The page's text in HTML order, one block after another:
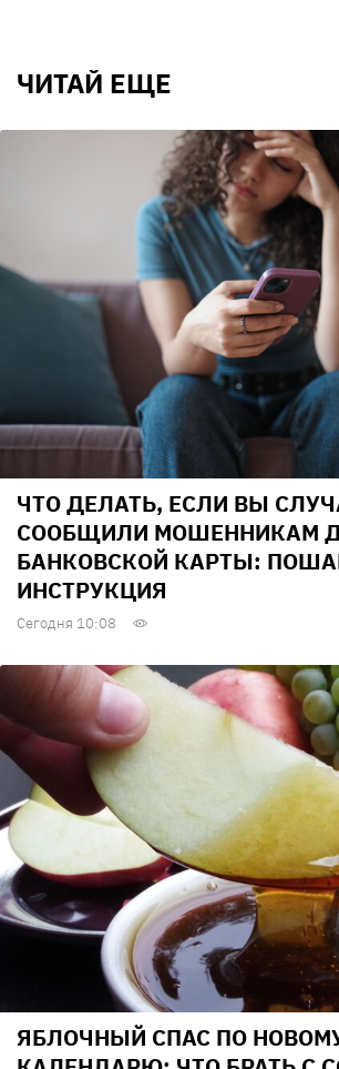
ЧИТАЙ ЕЩЕ
ЧТО ДЕЛАТЬ, ЕСЛИ ВЫ
СООБЩИЛИ МОШЕННИКАМ
БАНКОВСКОЙ КАРТЫ:
ИНСТРУКЦИЯ
Сегодня 10:08
ЯБЛОЧНЫЙ СПАС ПО